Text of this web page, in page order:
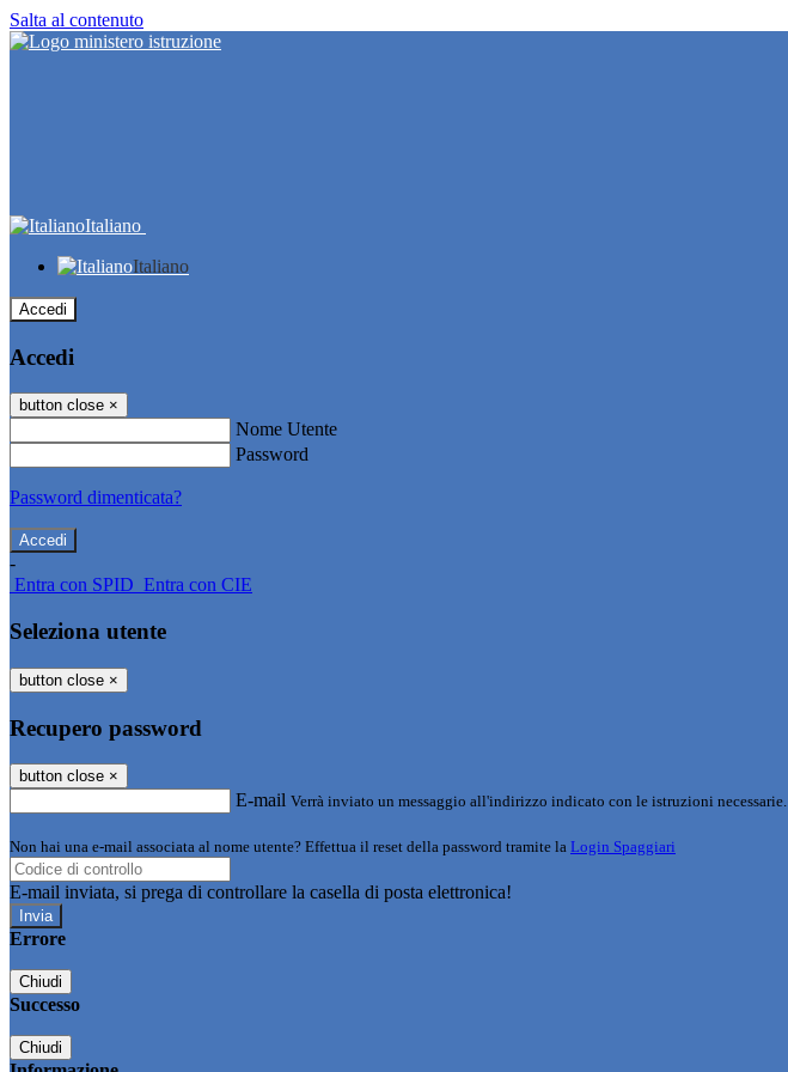
Salta al contenuto
Italiano
Italiano
Accedi
Accedi
button close ×
Nome Utente
Password
Password dimenticata?
-
Entra con SPID Entra con CIE
Seleziona utente
button close ×
Recupero password
button close ×
E-mail Verrà inviato un messaggio all'indirizzo indicato con le istruzioni necessarie.
Non hai una e-mail associata al nome utente? Effettua il reset della password tramite la Login Spaggiari
E-mail inviata, si prega di controllare la casella di posta elettronica!
Errore
Chiudi
Successo
Chiudi